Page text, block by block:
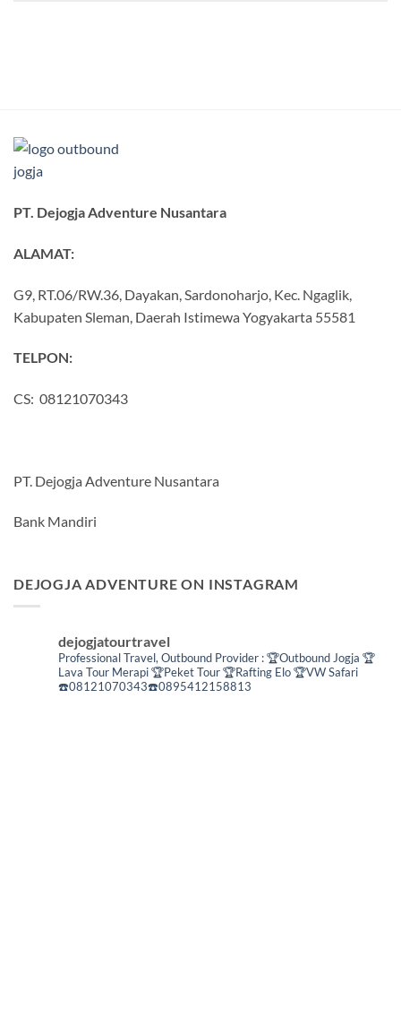
PT. Dejogja Adventure Nusantara
ALAMAT:
G9, RT.06/RW.36, Dayakan, Sardonoharjo, Kec. Ngaglik,
Kabupaten Sleman, Daerah Istimewa Yogyakarta 55581
TELPON:
CS: 08121070343
PT. Dejogja Adventure Nusantara
Bank Mandiri
DEJOGJA ADVENTURE ON INSTAGRAM
dejogjatourtravel
Professional Travel, Outbound Provider :🏆Outbound Jogja 🏆
Lava Tour Merapi🏆Peket Tour🏆Rafting Elo🏆VW Safari
☎️08121070343☎️0895412158813